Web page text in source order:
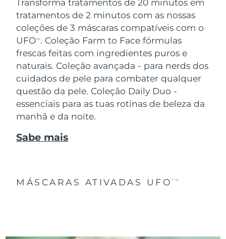
Transforma tratamentos de 20 minutos em
tratamentos de 2 minutos com as nossas
coleções de 3 máscaras compatíveis com o
UFOTM. Coleção Farm to Face fórmulas
frescas feitas com ingredientes puros e
naturais. Coleção avançada - para nerds dos
cuidados de pele para combater qualquer
questão da pele. Coleção Daily Duo -
essenciais para as tuas rotinas de beleza da
manhã e da noite.
Sabe mais
MÁSCARAS ATIVADAS UFOTM